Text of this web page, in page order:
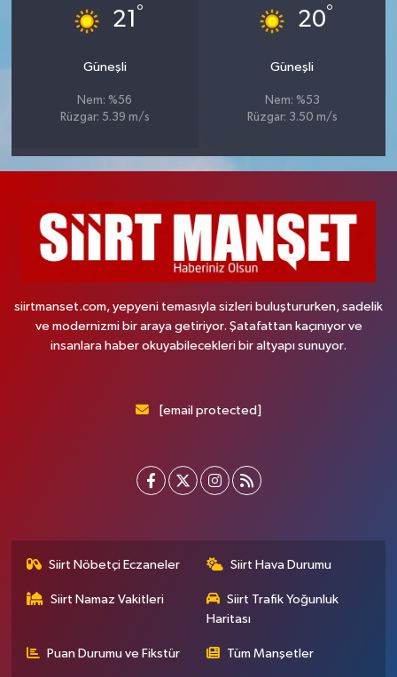
21 °
Güneşli
Nem: %56
Rüzgar: 5.39 m/s
20°
Güneşli
Nem: %53
Rüzgar: 3.50 m/s
siirtmanset.com, yepyeni temasıyla sizleri buluştururken, sadelik
ve modernizmi bir araya getiriyor. Şatafattan kaçınıyor ve
insanlara haber okuyabilecekleri bir altyapı sunuyor.
[email protected]
Siirt Nöbetçi Eczaneler Siirt Hava Durumu
Siirt Namaz Vakitleri
Siirt Trafik Yoğunluk
Haritası
Puan Durumu ve Fikstür Tüm Manşetler